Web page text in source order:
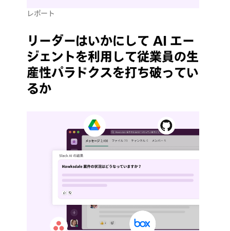
レポート
リーダーはいかにして AI エー
ジェントを利用して従業員の生
産性パラドクスを打ち破ってい
るか